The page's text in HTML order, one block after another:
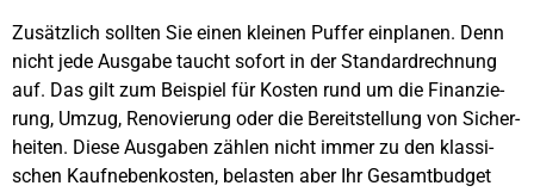
Zusätz­lich soll­ten Sie einen klei­nen Puf­fer ein­pla­nen. Denn
nicht jede Aus­ga­be taucht sofort in der Stan­dard­rech­nung
auf. Das gilt zum Bei­spiel für Kos­ten rund um die Finan­zie­
rung, Umzug, Reno­vie­rung oder die Bereit­stel­lung von Sicher­
hei­ten. Die­se Aus­ga­ben zäh­len nicht immer zu den klas­si­
schen Kauf­ne­ben­kos­ten, belas­ten aber Ihr Gesamt­bud­get